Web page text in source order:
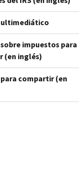
impuestos para
(en inglés)
compartir (en